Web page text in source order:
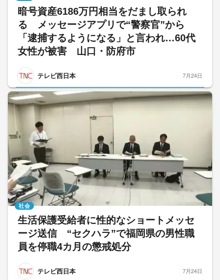
暗号資産6186万円相当をだまし取られ
る メッセージアプリで“警察官”から
「逮捕するようになる」と言われ…60代
女性が被害 山口・防府市
テレビ西日本 7月24日
生活保護受給者に性的なショートメッセ
ージ送信 “セクハラ”で福岡県の男性職
員を停職4カ月の懲戒処分
テレビ西日本
社会
7月24日